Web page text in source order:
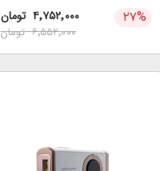
۲۷% ۴٬۷۵۲٬۰۰۰ تومان
۶٬۵۵۲٬۰۰۰تومان